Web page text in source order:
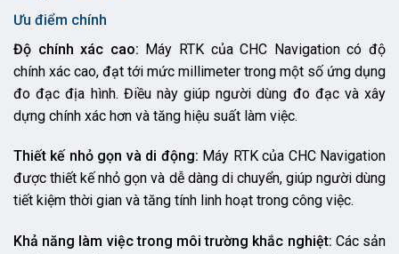
Ưu điểm chính
Độ chính xác cao: Máy RTK của CHC Navigation có độ
chính xác cao, đạt tới mức millimeter trong một số ứng dụng
đo đạc địa hình. Điều này giúp người dùng đo đạc và xây
dựng chính xác hơn và tăng hiệu suất làm việc.
Thiết kế nhỏ gọn và di động: Máy RTK của CHC Navigation
được thiết kế nhỏ gọn và dễ dàng di chuyển, giúp người dùng
tiết kiệm thời gian và tăng tính linh hoạt trong công việc.
Khả năng làm việc trong môi trường khắc nghiệt: Các sản